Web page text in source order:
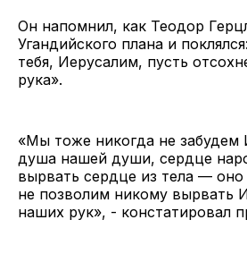
Он напомнил, как Теодор
Угандийского плана и
тебя, Иерусалим, пусть
рука».
«Мы тоже никогда не
душа нашей души, сердце
вырвать сердце из тела —
не позволим никому вырвать
наших рук», - констатировал